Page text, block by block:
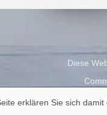
Diese
erklären Sie sich